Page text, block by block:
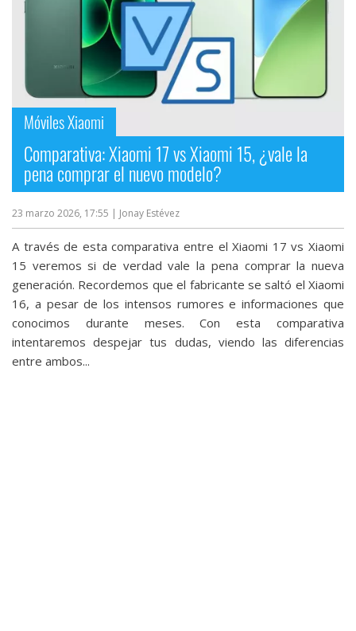
Foros
Contacto
Sobre
nosotros
Publicidad
/
Cambiar
opciones
de
privacidad
/
Aviso
Móviles Xiaomi
Comparativa: Xiaomi 17 vs Xiaomi 15, ¿vale la
pena comprar el nuevo modelo?
23 marzo 2026, 17:55 | Jonay Estévez
A través de esta comparativa entre el Xiaomi 17 vs Xiaomi
15 veremos si de verdad vale la pena comprar la nueva
generación. Recordemos que el fabricante se saltó el Xiaomi
16, a pesar de los intensos rumores e informaciones que
conocimos durante meses. Con esta comparativa
intentaremos despejar tus dudas, viendo las diferencias
entre ambos...